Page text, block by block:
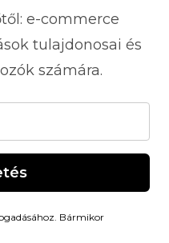
e-commerce
tulajdonosai és
számára.
Bármikor